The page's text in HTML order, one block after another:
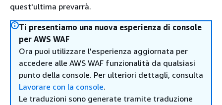
quest'ultima prevarrà.
Ti presentiamo una nuova esperienza di console
per AWS WAF
Ora puoi utilizzare l'esperienza aggiornata per
accedere alle AWS WAF funzionalità da qualsiasi
punto della console. Per ulteriori dettagli, consulta
Lavorare con la console.
Le traduzioni sono generate tramite traduzione